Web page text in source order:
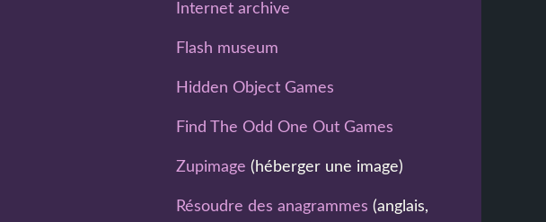
Internet archive
Flash museum
Hidden Object Games
Find The Odd One Out Games
Zupimage (héberger une image)
Résoudre des anagrammes (anglais,